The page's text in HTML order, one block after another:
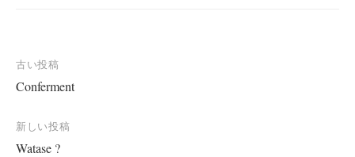
投
稿
ナ
ビ
古い投稿
Conferment
新しい投稿
Watase ?